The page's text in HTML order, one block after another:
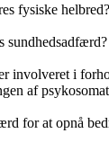
fysiske
involveret i
af
for at opnå